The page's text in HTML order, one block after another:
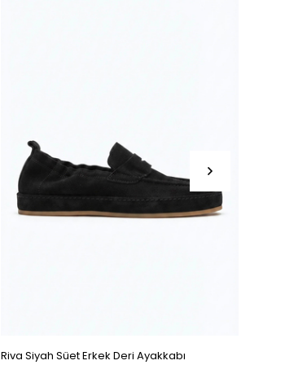
Riva Siyah Süet Erkek Deri Ayakkabı